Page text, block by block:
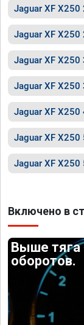
Jaguar XF X250
Jaguar XF
Jaguar XF X250
Jaguar XF X250
Jaguar XF X250
Jaguar XF
Jaguar XF X250
Включено в
Выше тяга
оборотов.